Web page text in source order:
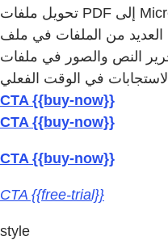
في الوقت الفعلي
CTA {{buy-now}}
CTA {{buy-now}}
CTA {{buy-now}}
CTA {{free-trial}}
style